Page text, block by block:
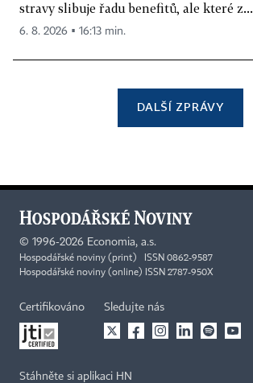
stravy slibuje řadu benefitů, ale které z...
6. 8. 2026 ▪ 16:13 min.
DALŠÍ ZPRÁVY
© 1996-2026 Economia, a.s.
Hospodářské noviny (print) ISSN 0862-9587
Hospodářské noviny (online) ISSN 2787-950X
Certifikováno Sledujte nás
Stáhněte si aplikaci HN